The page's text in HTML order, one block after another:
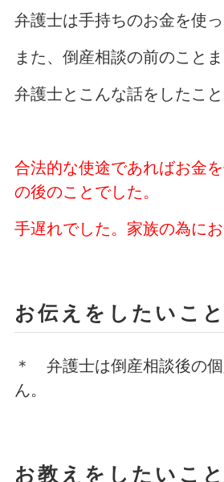
弁護士は手持ちのお金を使
また、倒産相談の前のこと
弁護士とこんな話をしたこ
合法的な使途であればお金
の後のことでした。
手遅れでした。家族の為に
お伝えをしたいこと
＊ 弁護士は倒産相談後の
ん。
お教えをしたいこと